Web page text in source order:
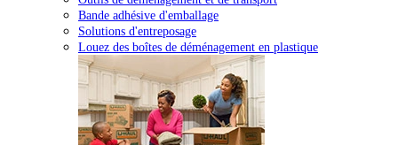
Bande adhésive d'emballage
Solutions d'entreposage
Louez des boîtes de déménagement en plastique